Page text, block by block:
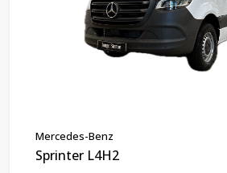
Mercedes-Benz
Sprinter L4H2